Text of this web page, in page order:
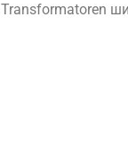
Transformatoren